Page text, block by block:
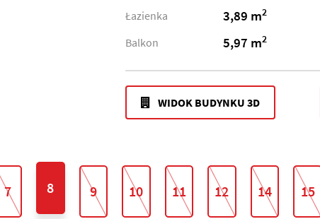
Łazienka 3,89 m2
Balkon 5,97 m2
WIDOK BUDYNKU 3D
7 8 9 10 11 12 14 15